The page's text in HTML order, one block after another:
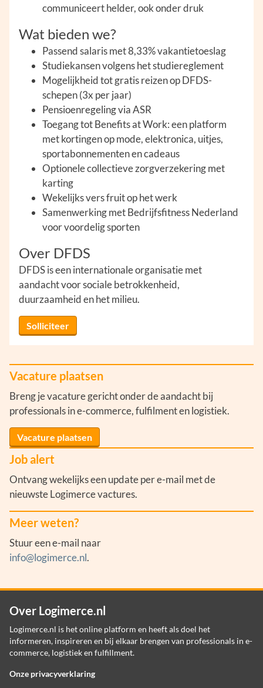
communiceert helder, ook onder druk
Wat bieden we?
Passend salaris met 8,33% vakantietoeslag
Studiekansen volgens het studiereglement
Mogelijkheid tot gratis reizen op DFDS-
schepen (3x per jaar)
Pensioenregeling via ASR
Toegang tot Benefits at Work: een platform
met kortingen op mode, elektronica, uitjes,
sportabonnementen en cadeaus
Optionele collectieve zorgverzekering met
karting
Wekelijks vers fruit op het werk
Samenwerking met Bedrijfsfitness Nederland
voor voordelig sporten
Over DFDS
DFDS is een internationale organisatie met
aandacht voor sociale betrokkenheid,
duurzaamheid en het milieu.
Solliciteer
Vacature plaatsen
Breng je vacature gericht onder de aandacht bij
professionals in e-commerce, fulfilment en logistiek.
Vacature plaatsen
Job alert
Ontvang wekelijks een update per e-mail met de
nieuwste Logimerce vactures.
Meer weten?
Stuur een e-mail naar
info@logimerce.nl.
Over Logimerce.nl
Logimerce.nl is het online platform en heeft als doel het
informeren, inspireren en bij elkaar brengen van professionals in e-
commerce, logistiek en fulfillment.
Onze privacyverklaring